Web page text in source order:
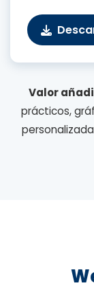
Valor
prácticos,